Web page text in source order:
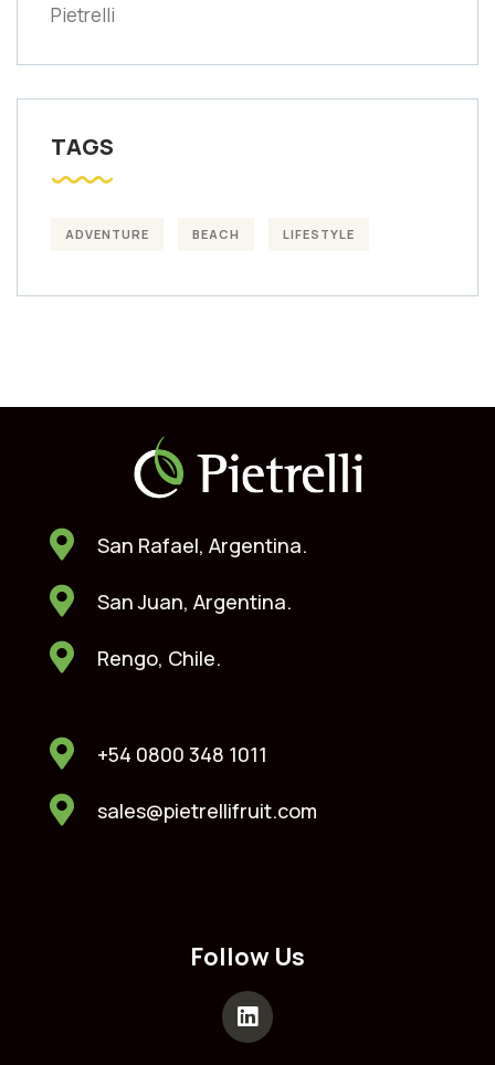
Pietrelli
TAGS
ADVENTURE BEACH LIFESTYLE
San Rafael, Argentina.
San Juan, Argentina.
Rengo, Chile.
+54 0800 348 1011
sales@pietrellifruit.com
Follow Us